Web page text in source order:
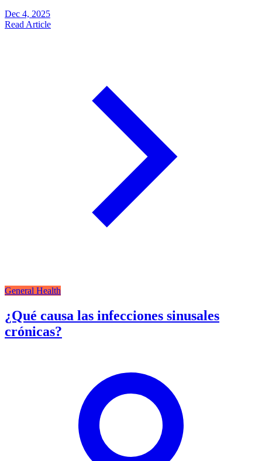
Dec 4, 2025
Read Article
General Health
¿Qué causa las infecciones sinusales
crónicas?